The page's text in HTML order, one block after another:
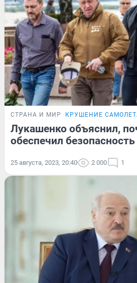
СТРАНА И МИР КРУШЕНИЕ
Лукашенко объяснил,
обеспечил
25 августа, 2023, 20:40 2 000 1